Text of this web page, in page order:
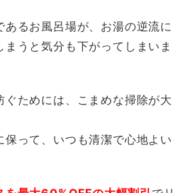
るお風呂場が、お湯の逆流に
うと気分も下がってしまいま
ためには、こまめな掃除が大
って、いつも清潔で心地よい